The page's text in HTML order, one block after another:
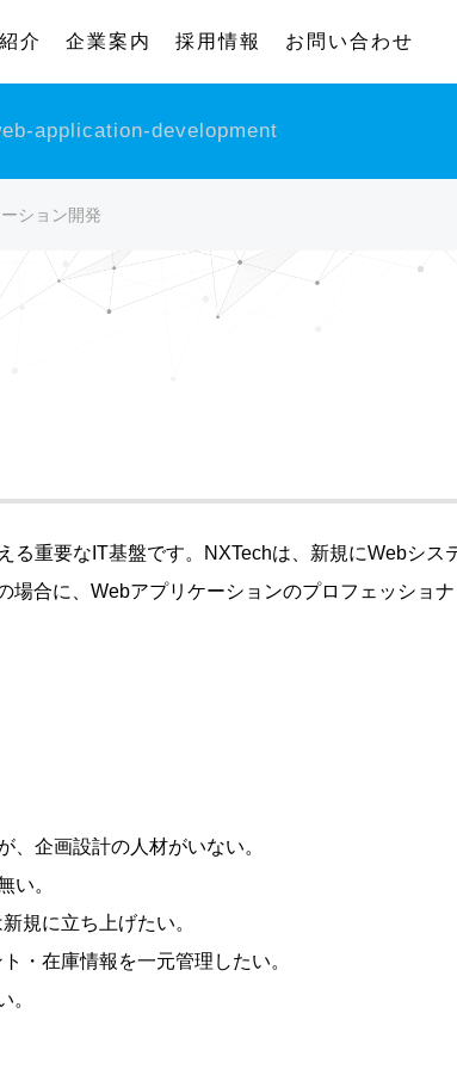
介 企業案内 採用情報 お問い合わせ
application-development
ション開発
る重要なIT基盤です。NXTechは、新規にWebシス
場合に、Webアプリケーションのプロフェッショナ
、企画設計の人材がいない。
い。
規に立ち上げたい。
・在庫情報を一元管理したい。
。